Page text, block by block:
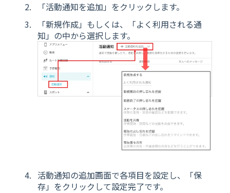
「活動通知を追加」をクリックします。
「新規作成」もしくは、「よく利用される通
知」の中から選択します。
活動通知の追加画面で各項目を設定し、「保
存」をクリックして設定完了です。